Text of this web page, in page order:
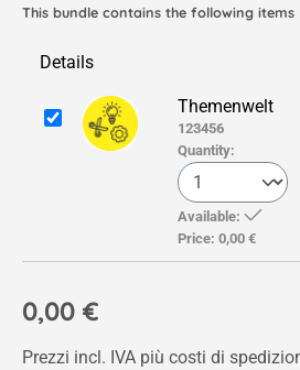
0,00 €
Prezzi incl. IVA più costi di
This bundle contains the following items
Details
Themenwelt
123456
Quantity:
Available:
Price: 0,00 €